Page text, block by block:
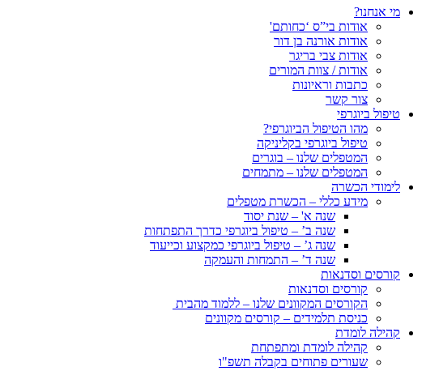
מי אנחנו?
אודות בי”ס ‘כחותם'
אודות אורנה בן דור
אודות צבי בריגר
אודות / צוות המורים
כתבות וראיונות
צור קשר
טיפול ביוגרפי
מהו הטיפול הביוגרפי?
טיפול ביוגרפי בקליניקה
המטפלים שלנו – בוגרים
המטפלים שלנו – מתמחים
לימודי הכשרה
מידע כללי – הכשרת מטפלים
שנה א' – שנת יסוד
שנה ב’ – טיפול ביוגרפי כדרך התפתחות
שנה ג’ – טיפול ביוגרפי כמקצוע וכייעוד
שנה ד’ – התמחות והעמקה
קורסים וסדנאות
קורסים וסדנאות
הקורסים המקוונים שלנו – ללמוד מהבית
כניסת תלמידים – קורסים מקוונים
קהילה לומדת
קהילה לומדת ומתפתחת
שעורים פתוחים בקבלה תשפ"ו